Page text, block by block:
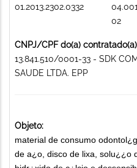
01.2013.2302.0332
02
CNPJ/CPF do(a)
13.841.510/0001-33 - SDK
SAUDE LTDA. EPP
Objeto:
material de consumo
de a¿o, disco de lixa, solu¿¿o